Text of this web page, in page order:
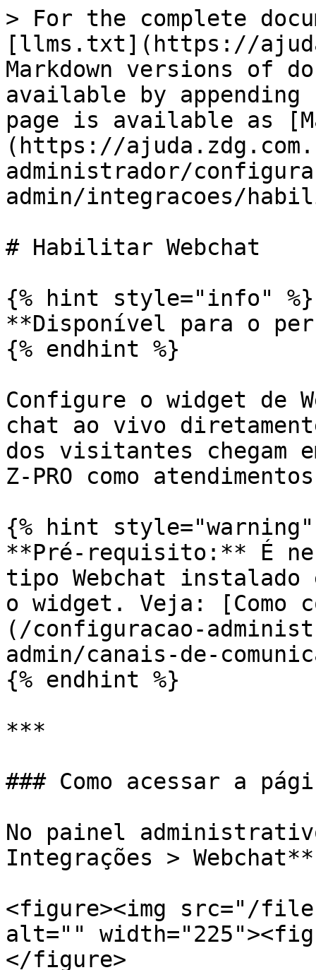
> For the complete
[llms.txt](https://
Markdown versions of
available by
page is available as
(https://
administrador/
admin/integracoes/
# Habilitar Webchat
{% hint style="info" %}
**Disponível para o
{% endhint %}
Configure o widget de
chat ao vivo
dos visitantes chegam
Z-PRO como
{% hint style="warning"
**Pré-requisito:** É
tipo Webchat instalado
o widget. Veja: [Como
(/configuracao-
admin/canais-de-
{% endhint %}
***
### Como acessar a
No painel
Integrações >
<figure><img src="/files/
alt=""
</figure>